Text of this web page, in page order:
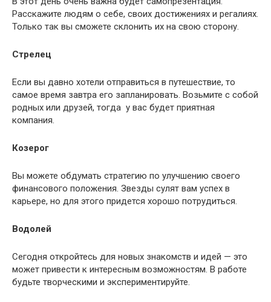
Расскажите людям о себе, своих достижениях и регалиях.
Только так вы сможете склонить их на свою сторону.
Стрелец
Если вы давно хотели отправиться в путешествие, то
самое время завтра его запланировать. Возьмите с собой
родных или друзей, тогда у вас будет приятная
компания.
Козерог
Вы можете обдумать стратегию по улучшению своего
финансового положения. Звезды сулят вам успех в
карьере, но для этого придется хорошо потрудиться.
Водолей
Сегодня откройтесь для новых знакомств и идей — это
может привести к интересным возможностям. В работе
будьте творческими и экспериментируйте.